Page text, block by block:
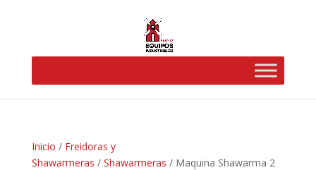
Inicio / Freidoras y
Shawarmeras / Shawarmeras / Maquina Shawarma 2